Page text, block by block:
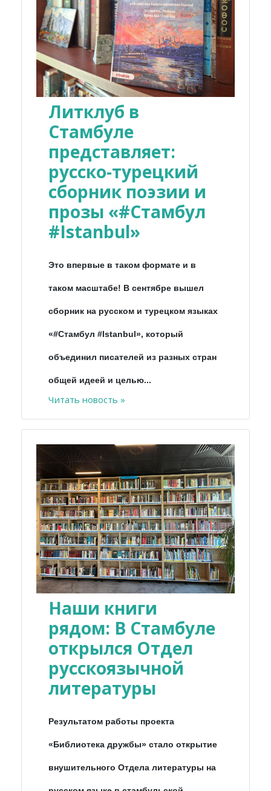
Литклуб в
Стамбуле
представляет:
русско-турецкий
сборник поэзии и
прозы «#Стамбул
#Istanbul»
Это впервые в таком формате и в
таком масштабе! В сентябре вышел
сборник на русском и турецком языках
«#Стамбул #Istanbul», который
объединил писателей из разных стран
общей идеей и целью...
Читать новость »
Наши книги
рядом: В Стамбуле
открылся Отдел
русскоязычной
литературы
Результатом работы проекта
«Библиотека дружбы» стало открытие
внушительного Отдела литературы на